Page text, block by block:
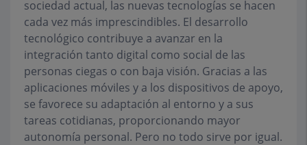
sociedad actual, las nuevas tecnologías se hacen
cada vez más imprescindibles. El desarrollo
tecnológico contribuye a avanzar en la
integración tanto digital como social de las
personas ciegas o con baja visión. Gracias a las
aplicaciones móviles y a los dispositivos de apoyo,
se favorece su adaptación al entorno y a sus
tareas cotidianas, proporcionando mayor
autonomía personal. Pero no todo sirve por igual.